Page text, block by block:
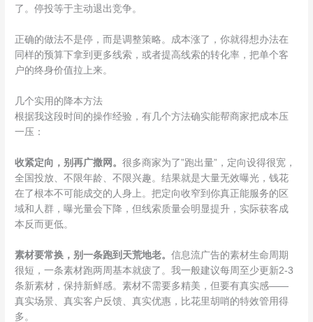
了。停投等于主动退出竞争。
正确的做法不是停，而是调整策略。成本涨了，你就得想办法在
同样的预算下拿到更多线索，或者提高线索的转化率，把单个客
户的终身价值拉上来。
几个实用的降本方法
根据我这段时间的操作经验，有几个方法确实能帮商家把成本压
一压：
收紧定向，别再广撒网。很多商家为了”跑出量”，定向设得很宽，
全国投放、不限年龄、不限兴趣。结果就是大量无效曝光，钱花
在了根本不可能成交的人身上。把定向收窄到你真正能服务的区
域和人群，曝光量会下降，但线索质量会明显提升，实际获客成
本反而更低。
素材要常换，别一条跑到天荒地老。信息流广告的素材生命周期
很短，一条素材跑两周基本就疲了。我一般建议每周至少更新2-3
条新素材，保持新鲜感。素材不需要多精美，但要有真实感——
真实场景、真实客户反馈、真实优惠，比花里胡哨的特效管用得
多。